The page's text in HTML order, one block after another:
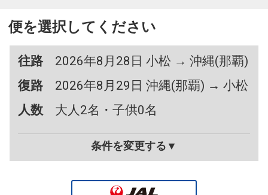
便を選択してください
往路
2026年8月28日 小松 → 沖縄(那覇)
復路
2026年8月29日 沖縄(那覇) → 小松
人数
大人2名・子供0名
条件を変更する▼